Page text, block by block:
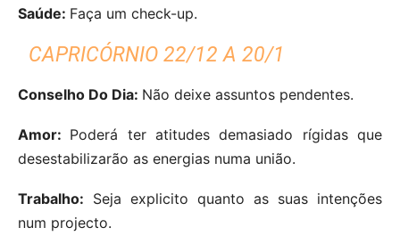
Saúde: Faça um check-up.
CAPRICÓRNIO 22/12 A 20/1
Conselho Do Dia: Não deixe assuntos pendentes.
Amor: Poderá ter atitudes demasiado rígidas que
desestabilizarão as energias numa união.
Trabalho: Seja explicito quanto as suas intenções
num projecto.